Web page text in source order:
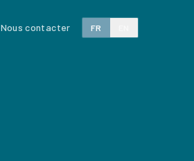
Nous contacter FR